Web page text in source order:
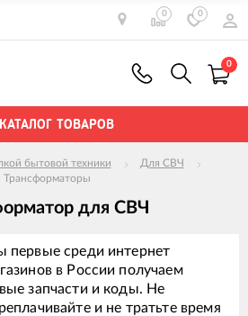
0 0
0
КАТАЛОГ ТОВАРОВ
бытовой техники
Для СВЧ
Трансформаторы
для СВЧ
первые среди интернет
в России получаем
запчасти и коды. Не
и не тратьте время